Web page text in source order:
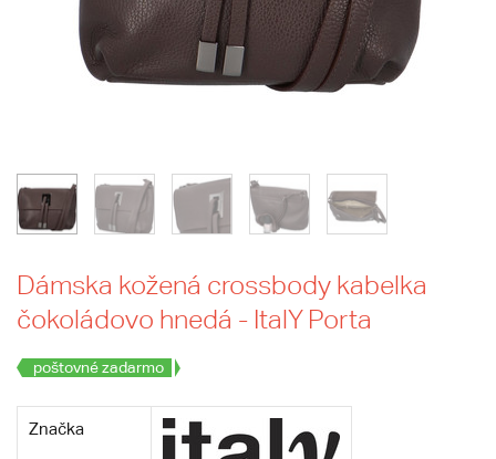
Dámska kožená crossbody kabelka
čokoládovo hnedá - ItalY Porta
poštovné zadarmo
Značka